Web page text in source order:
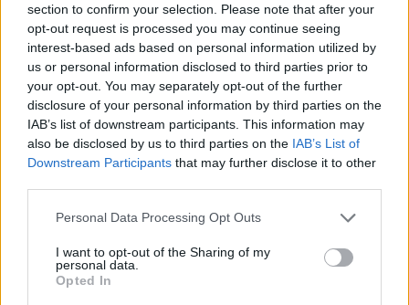
section to confirm your selection. Please note that after your
opt-out request is processed you may continue seeing
interest-based ads based on personal information utilized by
us or personal information disclosed to third parties prior to
your opt-out. You may separately opt-out of the further
disclosure of your personal information by third parties on the
IAB’s list of downstream participants. This information may
also be disclosed by us to third parties on the IAB’s List of
Downstream Participants that may further disclose it to other
Personal Data Processing Opt Outs
I want to opt-out of the Sharing of my
personal data.
Opted In
NYHETER 2026-08-05 KL. 01:06
Våldsam brand i Laholm – radhus står i lågor
Brandmästare Andreas Randevik: "Spridningsrisken är mycket stor"